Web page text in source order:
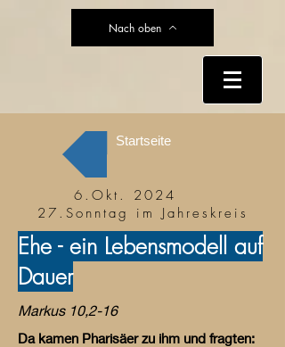
Nach oben
Startseite
6.Okt. 2024
27.Sonntag im Jahreskreis
Ehe - ein Lebensmodell auf
Dauer
Markus 10,2-16
Da kamen Pharisäer zu ihm und fragten: